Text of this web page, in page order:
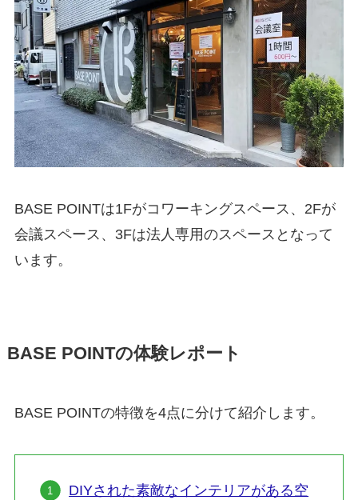
BASE POINTは1Fがコワーキングスペース、2Fが
会議スペース、3Fは法人専用のスペースとなって
います。
BASE POINTの体験レポート
BASE POINTの特徴を4点に分けて紹介します。
DIYされた素敵なインテリアがある空